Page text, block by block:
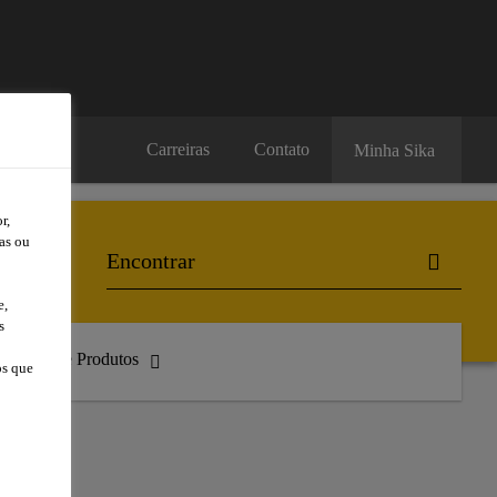
Carreiras Contato Minha Sika
de Produtos
ou
que